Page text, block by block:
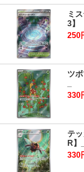
ミ
3】
250
ツ
330
テ
R】_
330